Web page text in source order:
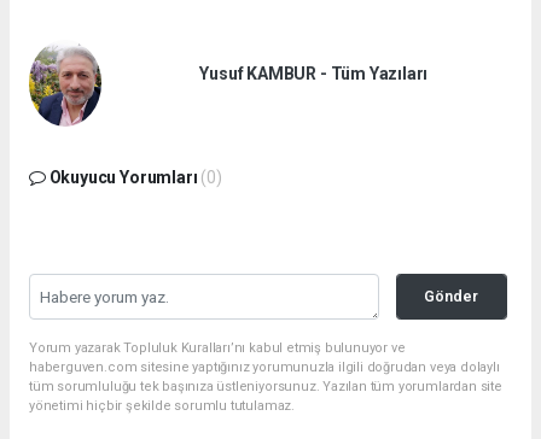
Yusuf KAMBUR - Tüm Yazıları
Okuyucu Yorumları (0)
Gönder
Yorum yazarak Topluluk Kuralları’nı kabul etmiş bulunuyor ve
haberguven.com sitesine yaptığınız yorumunuzla ilgili doğrudan veya dolaylı
tüm sorumluluğu tek başınıza üstleniyorsunuz. Yazılan tüm yorumlardan site
yönetimi hiçbir şekilde sorumlu tutulamaz.